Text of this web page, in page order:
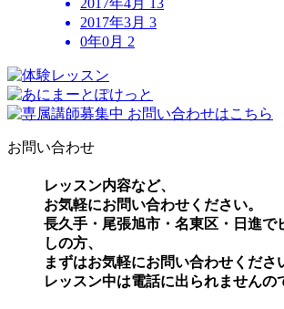
2017年4月 13
2017年3月 3
0年0月 2
お問い合わせ
レッスン内容など、
お気軽にお問い合わせください。
長久手・尾張旭市・名東区・日進で
しの方、
まずはお気軽にお問い合わせくださ
レッスン中は電話に出られませんの